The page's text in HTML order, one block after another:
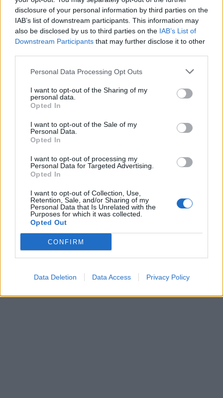
disclosure of your personal information by third parties on the
IAB’s list of downstream participants. This information may
also be disclosed by us to third parties on the IAB’s List of
Downstream Participants that may further disclose it to other
Personal Data Processing Opt Outs
I want to opt-out of the Sharing of my
personal data.
Opted In
I want to opt-out of the Sale of my
Personal Data.
Opted In
I want to opt-out of processing my
Personal Data for Targeted Advertising.
Opted In
I want to opt-out of Collection, Use,
Retention, Sale, and/or Sharing of my
Personal Data that Is Unrelated with the
Purposes for which it was collected.
Opted Out
CONFIRM
Data Deletion Data Access Privacy Policy
00:00
Leonardo Maria Del Vecchio dall'ex compagna
in ospedale. Le dichiarazioni ai giornalisti